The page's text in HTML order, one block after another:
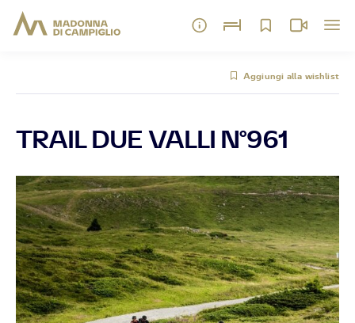
Aggiungi alla wishlist
TRAIL DUE VALLI N°961